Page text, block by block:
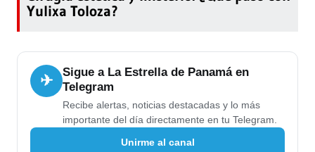
Yulixa Toloza?
✈
Sigue a La Estrella de Panamá en
Telegram
Recibe alertas, noticias destacadas y lo más
importante del día directamente en tu Telegram.
Unirme al canal